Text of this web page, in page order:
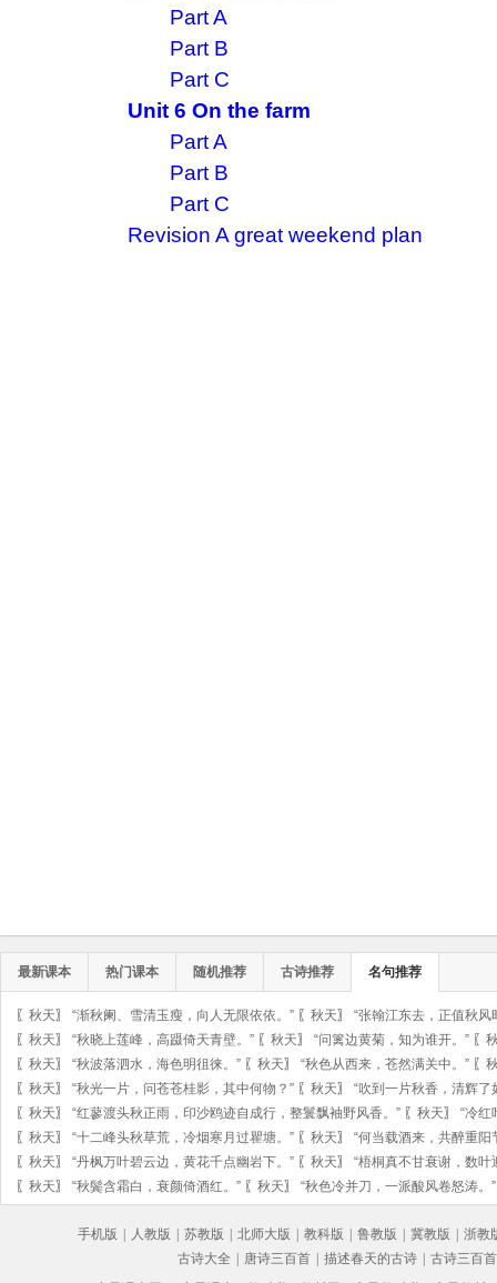
Part A
Part B
Part C
Unit 6 On the farm
Part A
Part B
Part C
Revision A great weekend plan
最新课本 热门课本 随机推荐 古诗推荐 名句推荐
〖 秋天〗 “渐秋阑、雪清玉瘦，向人无限依依。” 〖 秋天〗 “张翰江东去，正值秋风
〖 秋天〗 “秋晓上莲峰，高蹑倚天青壁。” 〖 秋天〗 “问篱边黄菊，知为谁开。” 〖
〖 秋天〗 “秋波落泗水，海色明徂徕。” 〖 秋天〗 “秋色从西来，苍然满关中。” 〖
〖 秋天〗 “秋光一片，问苍苍桂影，其中何物？” 〖 秋天〗 “吹到一片秋香，清辉了
〖 秋天〗 “红蓼渡头秋正雨，印沙鸥迹自成行，整鬟飘袖野风香。” 〖 秋天〗 “冷红
〖 秋天〗 “十二峰头秋草荒，冷烟寒月过瞿塘。” 〖 秋天〗 “何当载酒来，共醉重阳
〖 秋天〗 “丹枫万叶碧云边，黄花千点幽岩下。” 〖 秋天〗 “梧桐真不甘衰谢，数叶
〖 秋天〗 “秋鬓含霜白，衰颜倚酒红。” 〖 秋天〗 “秋色冷并刀，一派酸风卷怒涛。”
手机版 人教版 苏教版 北师大版 教科版 鲁教版 冀教版
浙教
古诗大全
唐诗三百首 描述春天的古诗
古诗三百首